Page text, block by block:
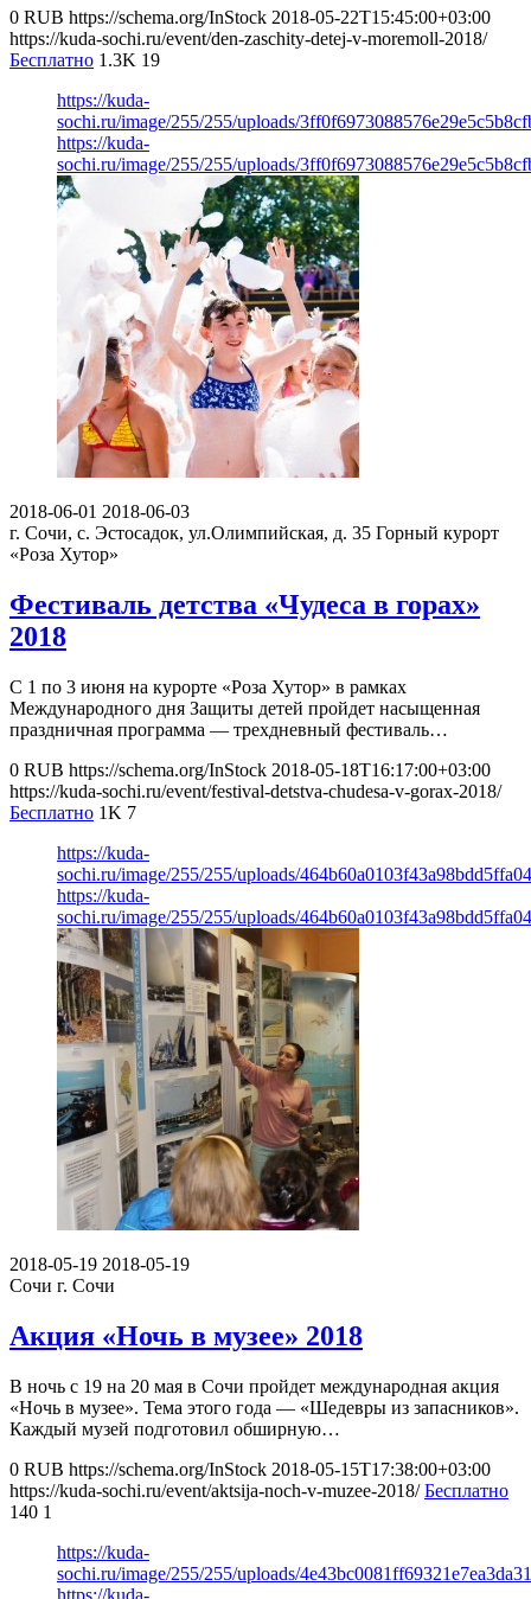
0 RUB https://schema.org/InStock 2018-05-22T15:45:00+03:00
https://kuda-sochi.ru/event/den-zaschity-detej-v-moremoll-2018/
Бесплатно 1.3K 19
https://kuda-
sochi.ru/image/255/255/uploads/
https://kuda-
sochi.ru/image/255/255/uploads/
2018-06-01 2018-06-03
г. Сочи, с. Эстосадок, ул.Олимпийская, д. 35 Горный курорт
«Роза Хутор»
Фестиваль детства «Чудеса в горах»
2018
С 1 по 3 июня на курорте «Роза Хутор» в рамках
Международного дня Защиты детей пройдет насыщенная
праздничная программа — трехдневный фестиваль…
0 RUB https://schema.org/InStock 2018-05-18T16:17:00+03:00
https://kuda-sochi.ru/event/festival-detstva-chudesa-v-gorax-2018/
Бесплатно 1K 7
https://kuda-
sochi.ru/image/255/255/uploads/
https://kuda-
sochi.ru/image/255/255/uploads/
2018-05-19 2018-05-19
Сочи г. Сочи
Акция «Ночь в музее» 2018
В ночь с 19 на 20 мая в Сочи пройдет международная акция
«Ночь в музее». Тема этого года — «Шедевры из запасников».
Каждый музей подготовил обширную…
0 RUB https://schema.org/InStock 2018-05-15T17:38:00+03:00
https://kuda-sochi.ru/event/aktsija-noch-v-muzee-2018/ Бесплатно
140 1
https://kuda-
sochi.ru/image/255/255/uploads/
https://kuda-